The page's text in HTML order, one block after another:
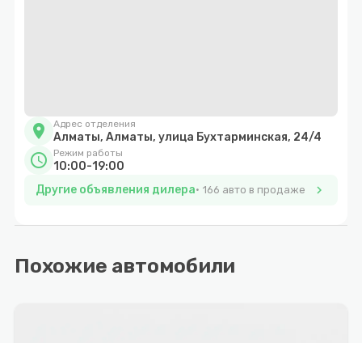
location_on Адрес отделения
Алматы, Алматы, улица Бухтарминская, 24/4
schedule Режим работы
10:00-19:00
Другие объявления дилера
166 авто в продаже chevron_right
Похожие автомобили